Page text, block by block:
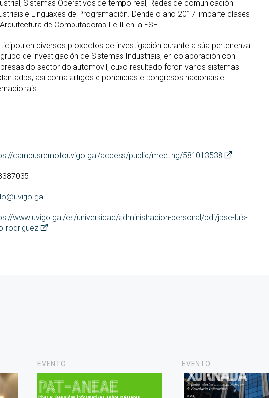
Sistemas Operativos de tempo real, Redes de comunicación
e Linguaxes de Programación. Dende o ano 2017, imparte clases
de Computadoras I e II en la ESEI
en diversos proxectos de investigación durante a súa pertenenza
de investigación de Sistemas Industriais, en colaboración con
do sector do automóvil, cuxo resultado foron varios sistemas
así coma artigos e ponencias e congresos nacionais e
campusremotouvigo.gal/access/public/meeting/581013538
www.uvigo.gal/es/universidad/administracion-personal/pdi/jose-luis-
rodriguez
EVENTO EVENTO